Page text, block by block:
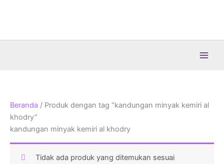
Beranda / Produk dengan tag “kandungan minyak kemiri al
khodry”
kandungan minyak kemiri al khodry
Tidak ada produk yang ditemukan sesuai